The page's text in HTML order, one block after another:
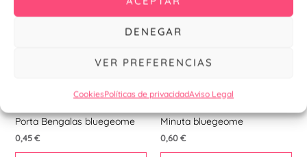
DENEGAR
VER PREFERENCIAS
CookiesPolíticas de privacidadAviso Legal
Porta Bengalas bluegeome
0,45€
Minuta bluegeome
0,60€